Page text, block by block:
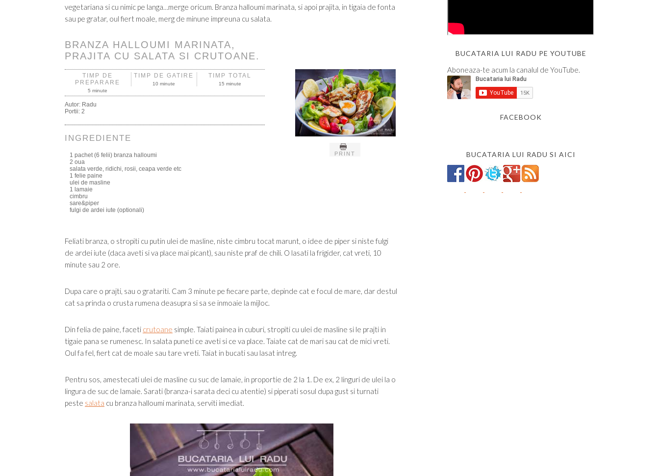
vegetariana si cu nimic pe langa…merge oricum. Branza halloumi marinata, si apoi prajita, in tigaia de fonta
sau pe gratar, oul fiert moale, merg de minune impreuna cu salata.
BRANZA HALLOUMI MARINATA,
PRAJITA CU SALATA SI CRUTOANE.
PRINT
TIMP DE
PREPARARE
5 minute
TIMP DE GATIRE
10 minute
TIMP TOTAL
15 minute
Autor: Radu
Portii: 2
INGREDIENTE
1 pachet (6 felii) branza halloumi
2 oua
salata verde, ridichi, rosii, ceapa verde etc
1 felie paine
ulei de masline
1 lamaie
cimbru
sare&piper
fulgi de ardei iute (optionali)
Feliati branza, o stropiti cu putin ulei de masline, niste cimbru tocat marunt, o idee de piper si niste fulgi
de ardei iute (daca aveti si va place mai picant), sau niste praf de chili. O lasati la frigider, cat vreti, 10
minute sau 2 ore.
Dupa care o prajti, sau o gratariti. Cam 3 minute pe fiecare parte, depinde cat e focul de mare, dar destul
cat sa prinda o crusta rumena deasupra si sa se inmoaie la mijloc.
Din felia de paine, faceti crutoane simple. Taiati painea in cuburi, stropiti cu ulei de masline si le prajti in
tigaie pana se rumenesc. In salata puneti ce aveti si ce va place. Taiate cat de mari sau cat de mici vreti.
Oul fa fel, fiert cat de moale sau tare vreti. Taiat in bucati sau lasat intreg.
Pentru sos, amestecati ulei de masline cu suc de lamaie, in proportie de 2 la 1. De ex, 2 linguri de ulei la o
lingura de suc de lamaie. Sarati (branza-i sarata deci cu atentie) si piperati sosul dupa gust si turnati
peste salata cu branza halloumi marinata, serviti imediat.
BUCATARIA LUI RADU PE YOUTUBE
Aboneaza-te acum la canalul de YouTube.
FACEBOOK
BUCATARIA LUI RADU SI AICI